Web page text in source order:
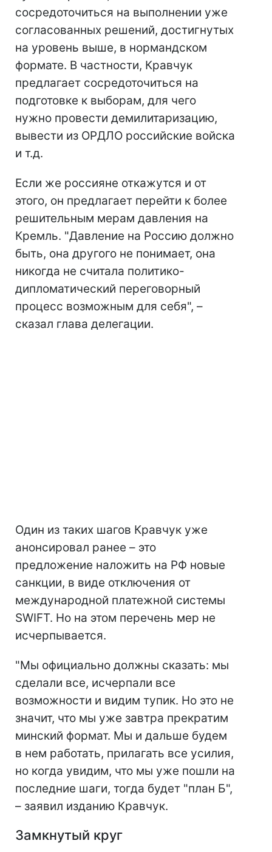
сосредоточиться на выполнении уже
согласованных решений, достигнутых
на уровень выше, в нормандском
формате. В частности, Кравчук
предлагает сосредоточиться на
подготовке к выборам, для чего
нужно провести демилитаризацию,
вывести из ОРДЛО российские войска
и т.д.
Если же россияне откажутся и от
этого, он предлагает перейти к более
решительным мерам давления на
Кремль. "Давление на Россию должно
быть, она другого не понимает, она
никогда не считала политико-
дипломатический переговорный
процесс возможным для себя", –
сказал глава делегации.
Один из таких шагов Кравчук уже
анонсировал ранее – это
предложение наложить на РФ новые
санкции, в виде отключения от
международной платежной системы
SWIFT. Но на этом перечень мер не
исчерпывается.
"Мы официально должны сказать: мы
сделали все, исчерпали все
возможности и видим тупик. Но это не
значит, что мы уже завтра прекратим
минский формат. Мы и дальше будем
в нем работать, прилагать все усилия,
но когда увидим, что мы уже пошли на
последние шаги, тогда будет "план Б",
– заявил изданию Кравчук.
Замкнутый круг